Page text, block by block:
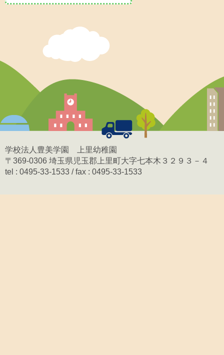
学校法人豊美学園 上里幼稚園
〒369-0306 埼玉県児玉郡上里町大字七本木３２９３－４
tel : 0495-33-1533 / fax : 0495-33-1533